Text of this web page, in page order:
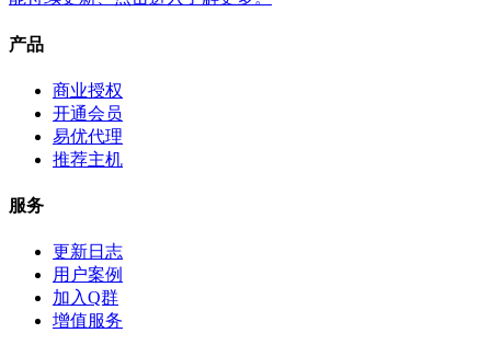
产品
商业授权
开通会员
易优代理
推荐主机
服务
更新日志
用户案例
加入Q群
增值服务